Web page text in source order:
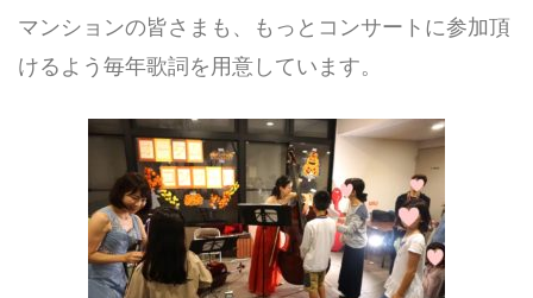
マンションの皆さまも、もっとコンサートに参加頂
けるよう毎年歌詞を用意しています。